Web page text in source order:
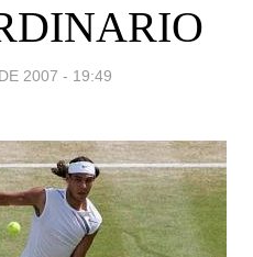
2007 - 19:49